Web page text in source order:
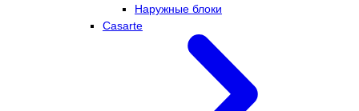
Наружные блоки
Casarte